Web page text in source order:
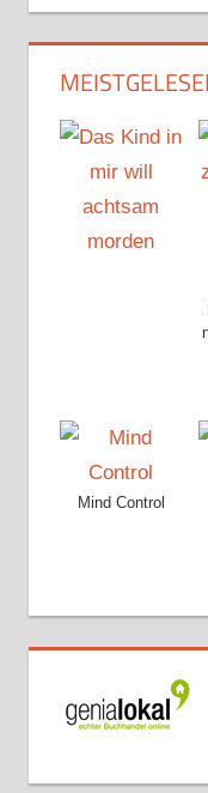
Mind Control